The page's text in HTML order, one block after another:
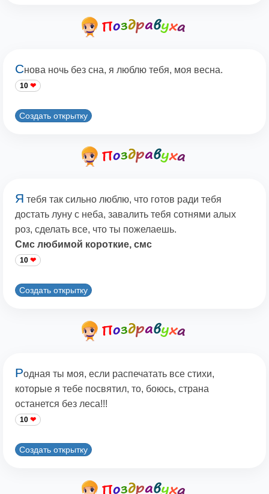
Снова ночь без сна, я люблю тебя, моя весна.
10
Создать открытку
Я тебя так сильно люблю, что готов ради тебя
достать луну с неба, завалить тебя сотнями алых
роз, сделать все, что ты пожелаешь.
Смс любимой короткие, смс
10
Создать открытку
Родная ты моя, если распечатать все стихи,
которые я тебе посвятил, то, боюсь, страна
останется без леса!!!
10
Создать открытку